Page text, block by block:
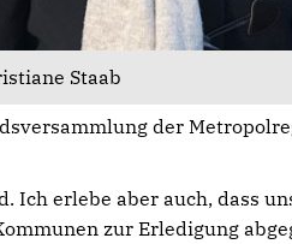
Staab
der
Ich erlebe aber auch, dass
zur Erledigung